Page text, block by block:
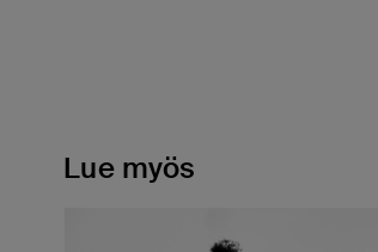
Lue myös